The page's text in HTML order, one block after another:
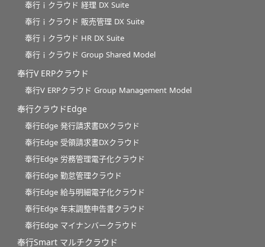
奉行ｉクラウド 経理 DX Suite
奉行ｉクラウド 販売管理 DX Suite
奉行ｉクラウド HR DX Suite
奉行ｉクラウド Group Shared Model
奉行V ERPクラウド
奉行V ERPクラウド Group Management Model
奉行クラウドEdge
奉行Edge 発行請求書DXクラウド
奉行Edge 受領請求書DXクラウド
奉行Edge 労務管理電子化クラウド
奉行Edge 勤怠管理クラウド
奉行Edge 給与明細電子化クラウド
奉行Edge 年末調整申告書クラウド
奉行Edge マイナンバークラウド
奉行Smart マルチクラウド